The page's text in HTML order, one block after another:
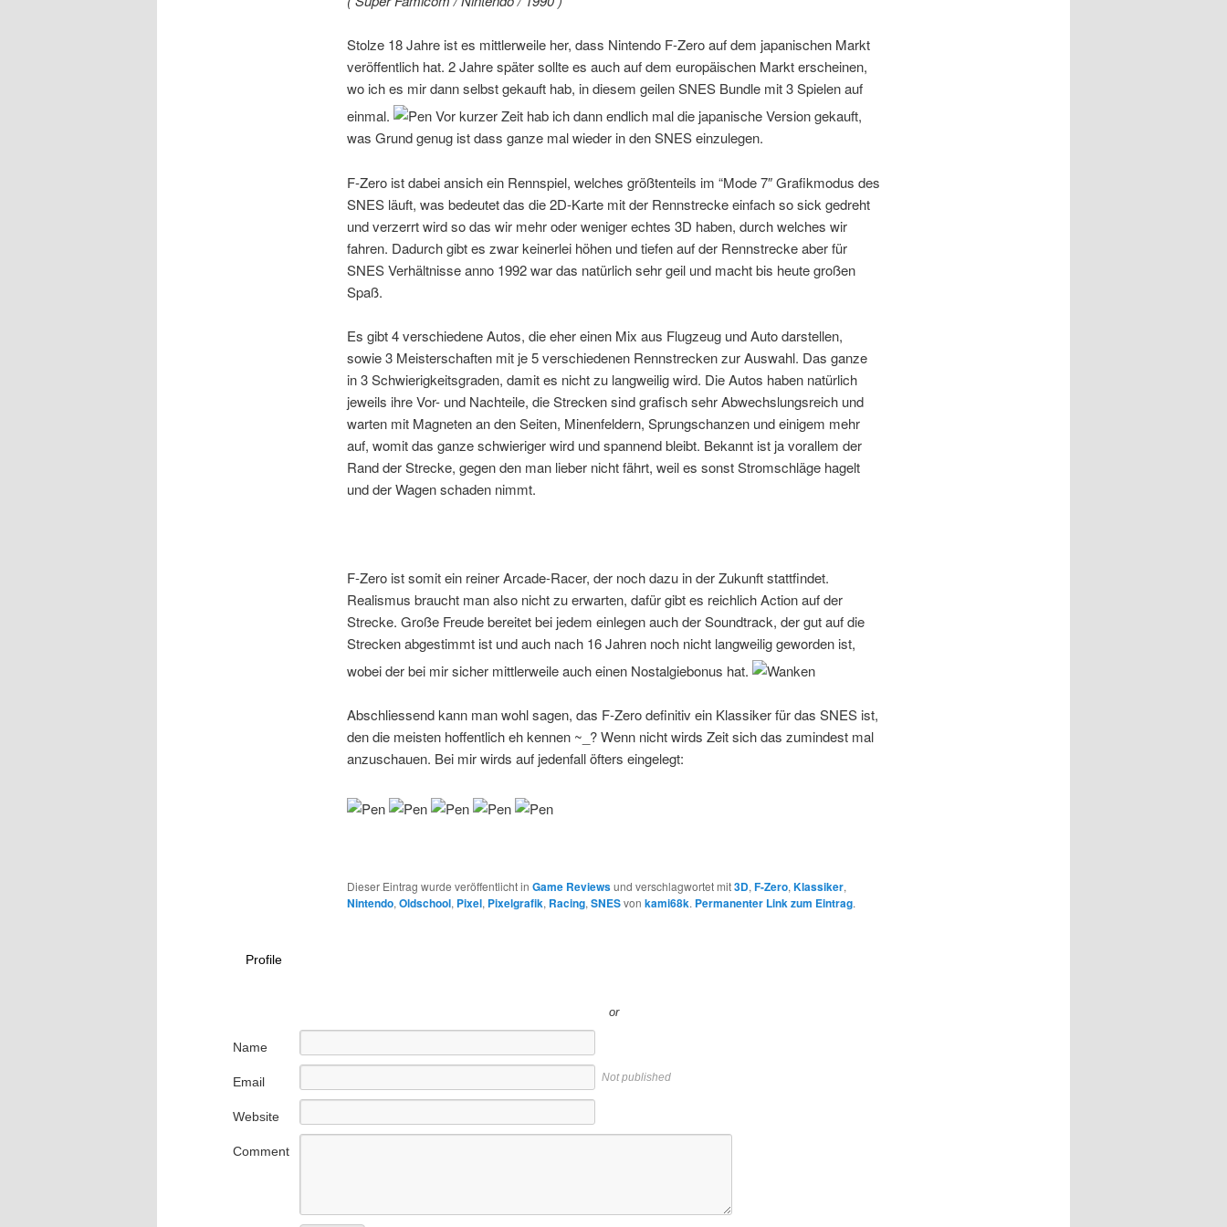
Stolze 18 Jahre ist es mittlerweile her, dass Nintendo F-Zero auf dem japanischen Markt
veröffentlich hat. 2 Jahre später sollte es auch auf dem europäischen Markt erscheinen,
wo ich es mir dann selbst gekauft hab, in diesem geilen SNES Bundle mit 3 Spielen auf
einmal.
Vor kurzer Zeit hab ich dann endlich mal die japanische Version gekauft,
was Grund genug ist dass ganze mal wieder in den SNES einzulegen.
F-Zero ist dabei ansich ein Rennspiel, welches größtenteils im “Mode 7″ Grafikmodus des
SNES läuft, was bedeutet das die 2D-Karte mit der Rennstrecke einfach so sick gedreht
und verzerrt wird so das wir mehr oder weniger echtes 3D haben, durch welches wir
fahren. Dadurch gibt es zwar keinerlei höhen und tiefen auf der Rennstrecke aber für
SNES Verhältnisse anno 1992 war das natürlich sehr geil und macht bis heute großen
Spaß.
Es gibt 4 verschiedene Autos, die eher einen Mix aus Flugzeug und Auto darstellen,
sowie 3 Meisterschaften mit je 5 verschiedenen Rennstrecken zur Auswahl. Das ganze
in 3 Schwierigkeitsgraden, damit es nicht zu langweilig wird. Die Autos haben natürlich
jeweils ihre Vor- und Nachteile, die Strecken sind grafisch sehr Abwechslungsreich und
warten mit Magneten an den Seiten, Minenfeldern, Sprungschanzen und einigem mehr
auf, womit das ganze schwieriger wird und spannend bleibt. Bekannt ist ja vorallem der
Rand der Strecke, gegen den man lieber nicht fährt, weil es sonst Stromschläge hagelt
und der Wagen schaden nimmt.
F-Zero ist somit ein reiner Arcade-Racer, der noch dazu in der Zukunft stattfindet.
Realismus braucht man also nicht zu erwarten, dafür gibt es reichlich Action auf der
Strecke. Große Freude bereitet bei jedem einlegen auch der Soundtrack, der gut auf die
Strecken abgestimmt ist und auch nach 16 Jahren noch nicht langweilig geworden ist,
wobei der bei mir sicher mittlerweile auch einen Nostalgiebonus hat.
Abschliessend kann man wohl sagen, das F-Zero definitiv ein Klassiker für das SNES ist,
den die meisten hoffentlich eh kennen ~_? Wenn nicht wirds Zeit sich das zumindest mal
anzuschauen. Bei mir wirds auf jedenfall öfters eingelegt:
Dieser Eintrag wurde veröffentlicht in Game Reviewsund verschlagwortet mit3D, F-Zero, Klassiker,
Nintendo, Oldschool, Pixel, Pixelgrafik, Racing, SNESvon kami68k. Permanenter Link zum Eintrag.
Profile
or
Name
Email Not published
Website
Comment